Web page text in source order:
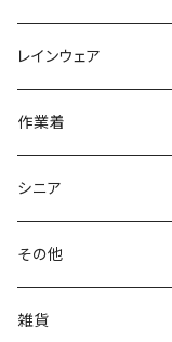
学生靴
ビジネスシューズ
アウトドア/トレッキング
スポーツ
アキレス Achilles
GIRARE
パンジー Pansy
第一ゴム
ネウシ NEUSHI
脱ぎ履き簡単
20200114ncv
20191223nrain
20190106nattack
20190223nkutu
20190501nnf
悩み解決
膝・腰痛
暑い、足汗、ムレ対策
レインアイテム
レインブーツ
防水シューズ
レインブーツ
アウトドア・トレッキング
動画でご紹介
レインウェア
作業着
シニア
カジュアル
カジュアルシューズ
紳士
その他
雑貨